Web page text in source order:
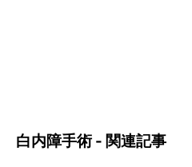
白内障手術 - 関連記事